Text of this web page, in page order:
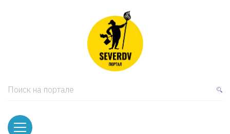
Поиск на портале